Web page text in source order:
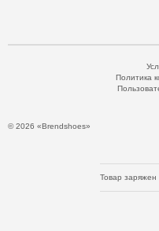
© 2026 «Brendshoes»
Политика
Товар